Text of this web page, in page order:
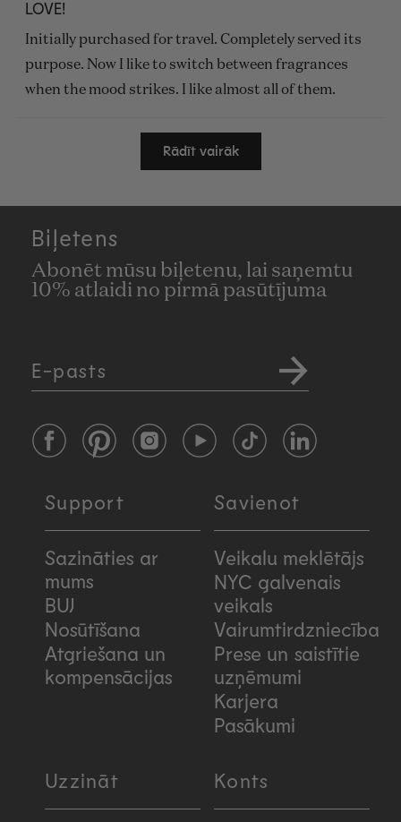
ar
5
no
5
zvaigznēm
LOVE!
Initially purchased for travel. Completely served its
purpose. Now I like to switch between fragrances
when the mood strikes. I like almost all of them.
Ielādē...
Rādīt vairāk
Biļetens
Abonēt mūsu biļetenu, lai saņemtu
10% atlaidi no pirmā pasūtījuma
E-pasts
FacebookPinterestInstagramYouTubeTikTokLinkedIn
Support
Sazināties ar
mums
BUJ
Nosūtīšana
Atgriešana un
kompensācijas
Savienot
Veikalu meklētājs
NYC galvenais
veikals
Vairumtirdzniecība
Prese un saistītie
uzņēmumi
Karjera
Pasākumi
Uzzināt Konts